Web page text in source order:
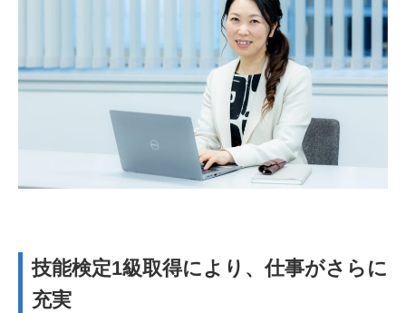
技能検定1級取得により、仕事がさらに
充実